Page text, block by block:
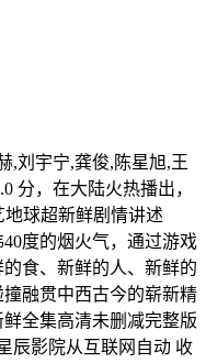
,刘宇宁,龚俊,陈星旭,王
分，在大陆火热播出，
地球超新鲜剧情讲述
度的烟火气，通过游戏
食、新鲜的人、新鲜的
融贯中西古今的崭新精
全集高清未删减完整版
辰影院从互联网自动 收